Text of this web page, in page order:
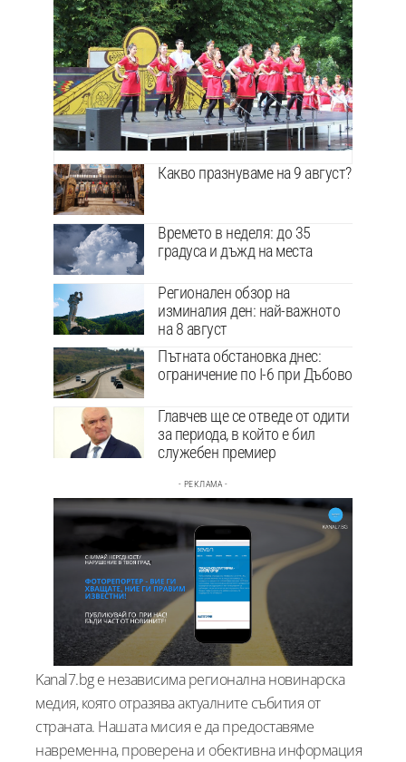
Какво празнуваме на 9 август?
Времето в неделя: до 35
градуса и дъжд на места
Регионален обзор на
изминалия ден: най-важното
на 8 август
Пътната обстановка днес:
ограничение по I-6 при Дъбово
Главчев ще се отведе от одити
за периода, в който е бил
служебен премиер
- РЕКЛАМА -
Kanal7.bg е независима регионална новинарска
медия, която отразява актуалните събития от
страната. Нашата мисия е да предоставяме
навременна, проверена и обективна информация